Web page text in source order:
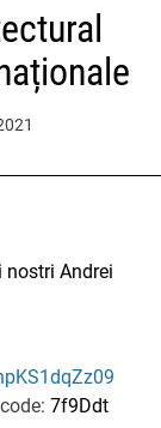
nostri Andrei
7f9Ddt